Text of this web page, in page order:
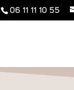
06 11 11 10 55